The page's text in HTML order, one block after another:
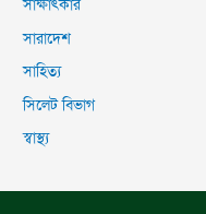
সাক্ষাৎকার
সারাদেশ
সাহিত্য
সিলেট বিভাগ
স্বাস্থ্য